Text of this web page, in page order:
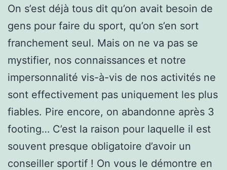
On s’est déjà tous dit qu’on avait besoin de
gens pour faire du sport, qu’on s’en sort
franchement seul. Mais on ne va pas se
mystifier, nos connaissances et notre
impersonnalité vis-à-vis de nos activités ne
sont effectivement pas uniquement les plus
fiables. Pire encore, on abandonne après 3
footing… C’est la raison pour laquelle il est
souvent presque obligatoire d’avoir un
conseiller sportif ! On vous le démontre en